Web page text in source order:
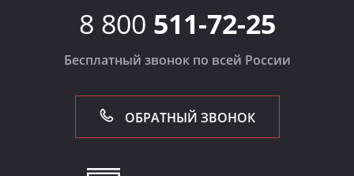
8 800 511-72-25
Бесплатный звонок по всей России
ОБРАТНЫЙ ЗВОНОК